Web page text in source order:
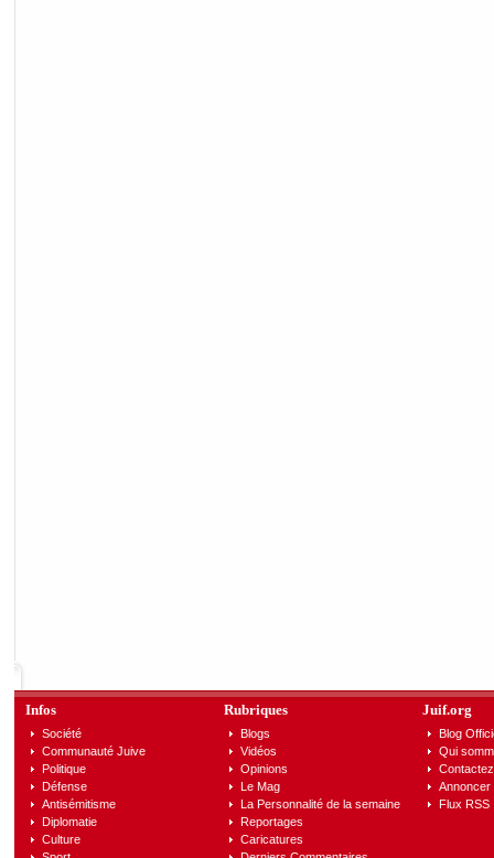
Infos
Société
Communauté Juive
Politique
Défense
Antisémitisme
Diplomatie
Culture
Rubriques
Blogs
Vidéos
Opinions
Le Mag
La Personnalité de la semaine
Reportages
Caricatures
Juif.org
Blog
Qui
Annoncer
Flux RSS